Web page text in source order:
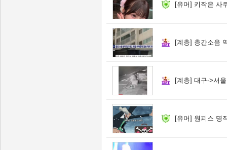
[유머] 키작은 사
[계층] 층간소음
[계층] 대구->서
[유머] 원피스 명